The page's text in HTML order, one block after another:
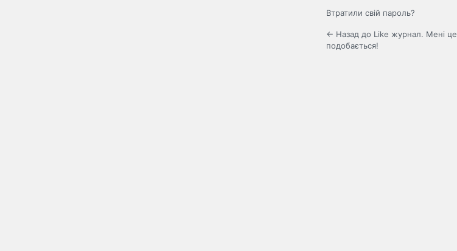
Втратили свій пароль?
← Назад до Like журнал. Мені це
подобається!